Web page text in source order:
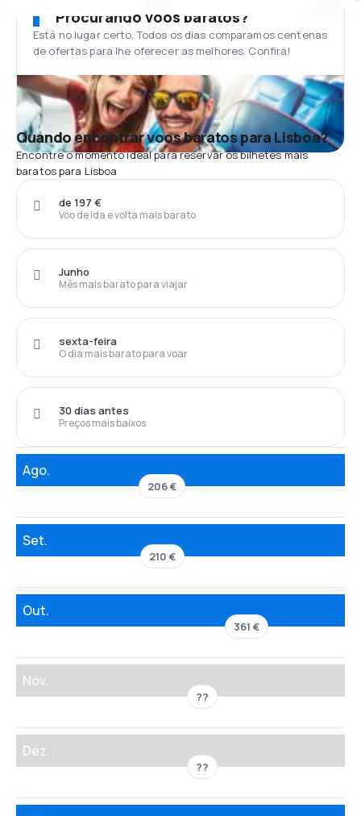
Procurando voos baratos?
Está no lugar certo. Todos os dias comparamos centenas
de ofertas para lhe oferecer as melhores. Confira!
Quando encontrar voos baratos para Lisboa?
Encontre o momento ideal para reservar os bilhetes mais
baratos para Lisboa
Voo de ida e volta mais barato
de 197 €
Mês mais barato para viajar
Junho
O dia mais barato para voar
sexta-feira
Preços mais baixos
30 dias antes
Ago.
206 €
Set.
210 €
Out.
361 €
Nov.
??
Dez.
??